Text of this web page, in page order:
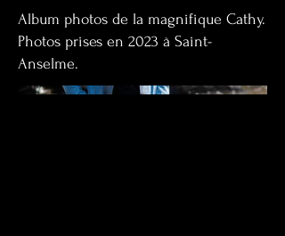
Album photos de la magnifique Cathy.
Photos prises en 2023 à Saint-
Anselme.